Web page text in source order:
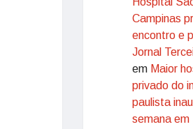
Campinas
encontro e
Jornal
em Maior
privado do
paulista
semana em